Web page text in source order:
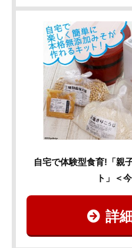
自宅で体験型食育!「親
ト」＜
詳